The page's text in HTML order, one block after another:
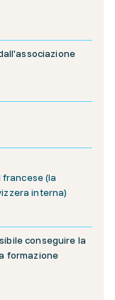
(la
interna)
conseguire la
formazione